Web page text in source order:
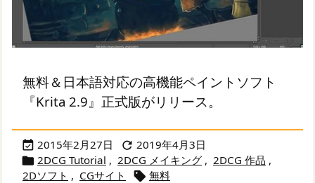
無料＆日本語対応の高機能ペイントソフト
『Krita 2.9』正式版がリリース。
 2015年2月27日  2019年4月3日
 2DCG Tutorial , 2DCG メイキング , 2DCG 作品 ,
2Dソフト , CGサイト  無料